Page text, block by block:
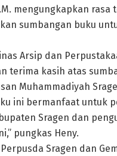
mengungkapkan rasa
sumbangan buku
Arsip dan
terima kasih atas
Muhammadiyah
ini bermanfaat untuk
Sragen dan
pungkas Heny.
Sragen dan